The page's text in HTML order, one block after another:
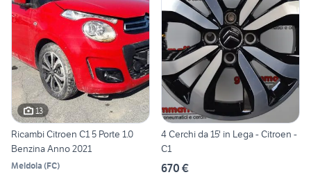
13
Ricambi Citroen C1 5 Porte 1.0
Benzina Anno 2021
Meldola (FC)
4 Cerchi da 15' in Lega - Citroen -
C1
670 €